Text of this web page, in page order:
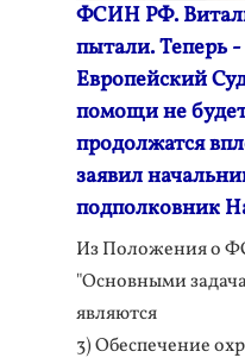
ФСИН РФ.
пытали. Теперь
Европейский
помощи не
продолжатся
заявил
подполковник
Из Положения о
"Основными
являются
3) Обеспечение